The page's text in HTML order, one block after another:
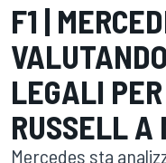
F1 |
LEGALI
RUSSELL A
Mercedes sta